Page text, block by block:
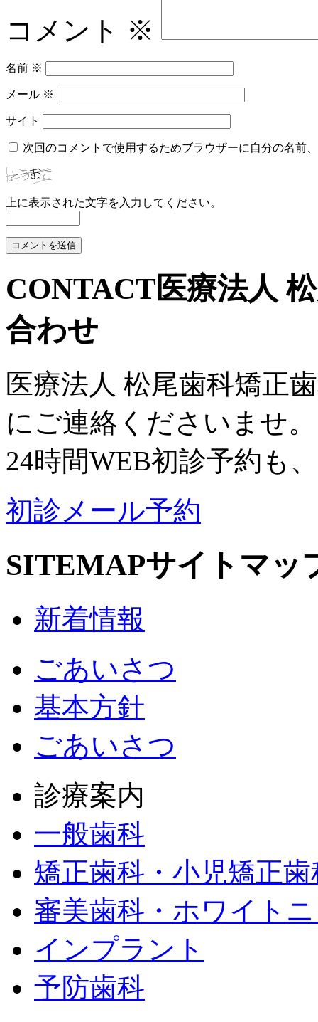
コメント ※
名前 ※
メール ※
サイト
次回のコメントで使用するためブラウザーに自分の名前
上に表示された文字を入力してください。
CONTACT医療法人
合わせ
医療法人 松尾歯科矯正
にご連絡くださいませ。
24時間WEB初診予約も
初診メール予約
SITEMAPサイトマッ
新着情報
ごあいさつ
基本方針
ごあいさつ
診療案内
一般歯科
矯正歯科・小児矯正歯
審美歯科・ホワイト
インプラント
予防歯科